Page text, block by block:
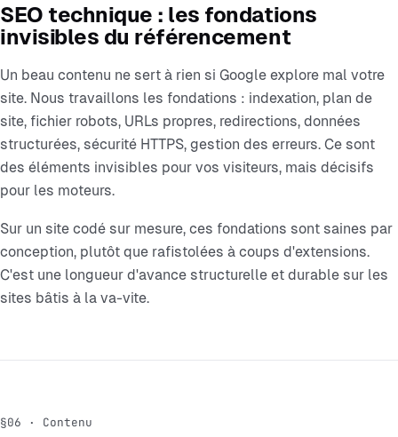
SEO technique : les fondations
invisibles du référencement
Un beau contenu ne sert à rien si Google explore mal votre
site. Nous travaillons les fondations : indexation, plan de
site, fichier robots, URLs propres, redirections, données
structurées, sécurité HTTPS, gestion des erreurs. Ce sont
des éléments invisibles pour vos visiteurs, mais décisifs
pour les moteurs.
Sur un site codé sur mesure, ces fondations sont saines par
conception, plutôt que rafistolées à coups d'extensions.
C'est une longueur d'avance structurelle et durable sur les
sites bâtis à la va-vite.
§06 · Contenu